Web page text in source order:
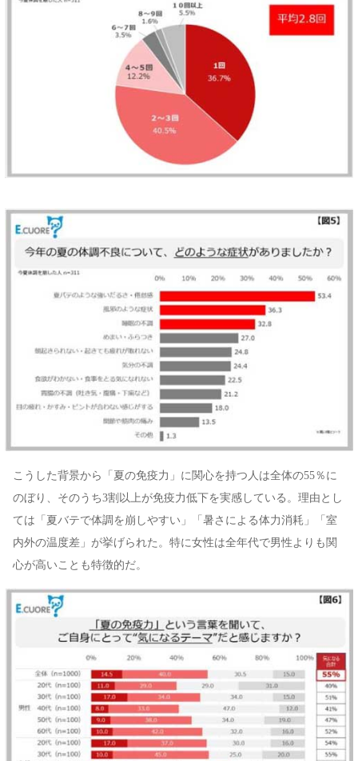
こうした背景から「夏の免疫力」に関心を持つ人は全体の55％に
のぼり、そのうち3割以上が免疫力低下を実感している。理由とし
ては「夏バテで体調を崩しやすい」「暑さによる体力消耗」「室
内外の温度差」が挙げられた。特に女性は全年代で男性よりも関
心が高いことも特徴的だ。